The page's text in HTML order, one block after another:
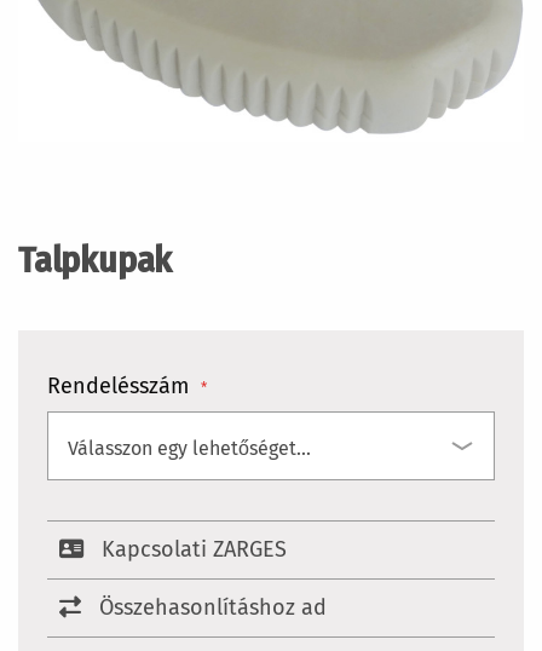
Talpkupak
Rendelésszám
Kapcsolati ZARGES
Összehasonlításhoz ad
elejére